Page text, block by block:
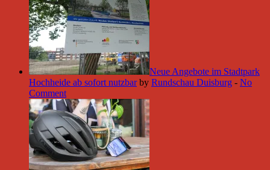
Neue Angebote im Stadtpark
Hochheide ab sofort nutzbar by Rundschau Duisburg - No
Comment